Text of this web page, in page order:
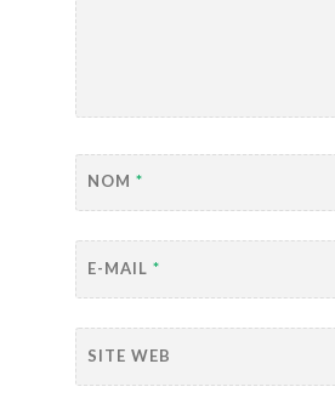
NOM*
E-MAIL*
SITE WEB